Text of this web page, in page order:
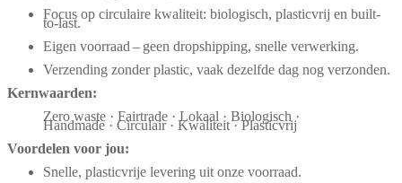
Focus op circulaire kwaliteit: biologisch, plasticvrij en built-
to-last.
Eigen voorraad – geen dropshipping, snelle verwerking.
Verzending zonder plastic, vaak dezelfde dag nog verzonden.
Kernwaarden:
Zero waste · Fairtrade · Lokaal · Biologisch ·
Handmade · Circulair · Kwaliteit · Plasticvrij
Voordelen voor jou:
Snelle, plasticvrije levering uit onze voorraad.